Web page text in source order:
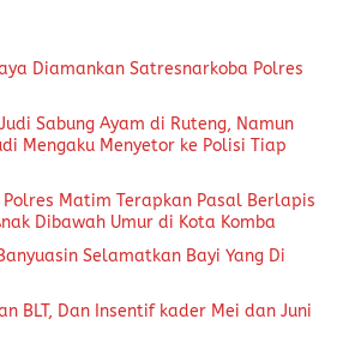
Diamankan Satresnarkoba Polres
Sabung Ayam di Ruteng, Namun
Mengaku Menyetor ke Polisi Tiap
Polres Matim Terapkan Pasal Berlapis
Dibawah Umur di Kota Komba
Selamatkan Bayi Yang Di
BLT, Dan Insentif kader Mei dan Juni